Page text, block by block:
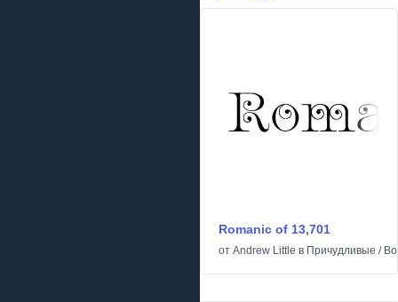
Romanic of 13,701
от Andrew Little в Причудливые /